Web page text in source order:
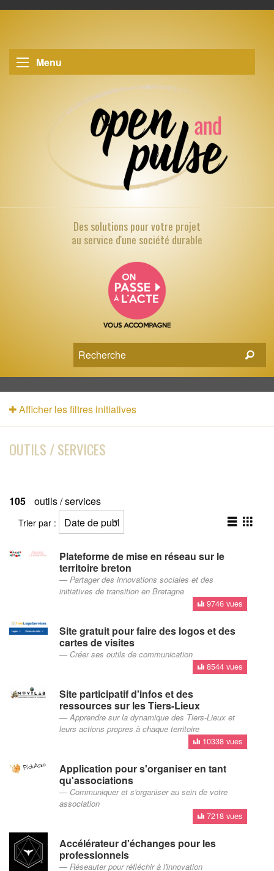
Menu
Des solutions pourvotre projet
au service d'une société durable
Afficher les filtres initiatives
OUTILS / SERVICES
105 outils / services
Trier par :
Plateforme de mise en réseau sur le
territoire breton
Partager des innovations sociales et des
initiatives de transition en Bretagne
9746 vues
Site gratuit pour faire des logos et des
cartes de visites
Créer ses outils de communication
8544 vues
Site participatif d'infos et des
ressources sur les Tiers-Lieux
Apprendre sur la dynamique des Tiers-Lieux et
leurs actions propres à chaque territoire
10338 vues
Application pour s'organiser en tant
qu'associations
Communiquer et s'organiser au sein de votre
association
7218 vues
Accélérateur d'échanges pour les
professionnels
Réseauter pour réfléchir à l'innovation